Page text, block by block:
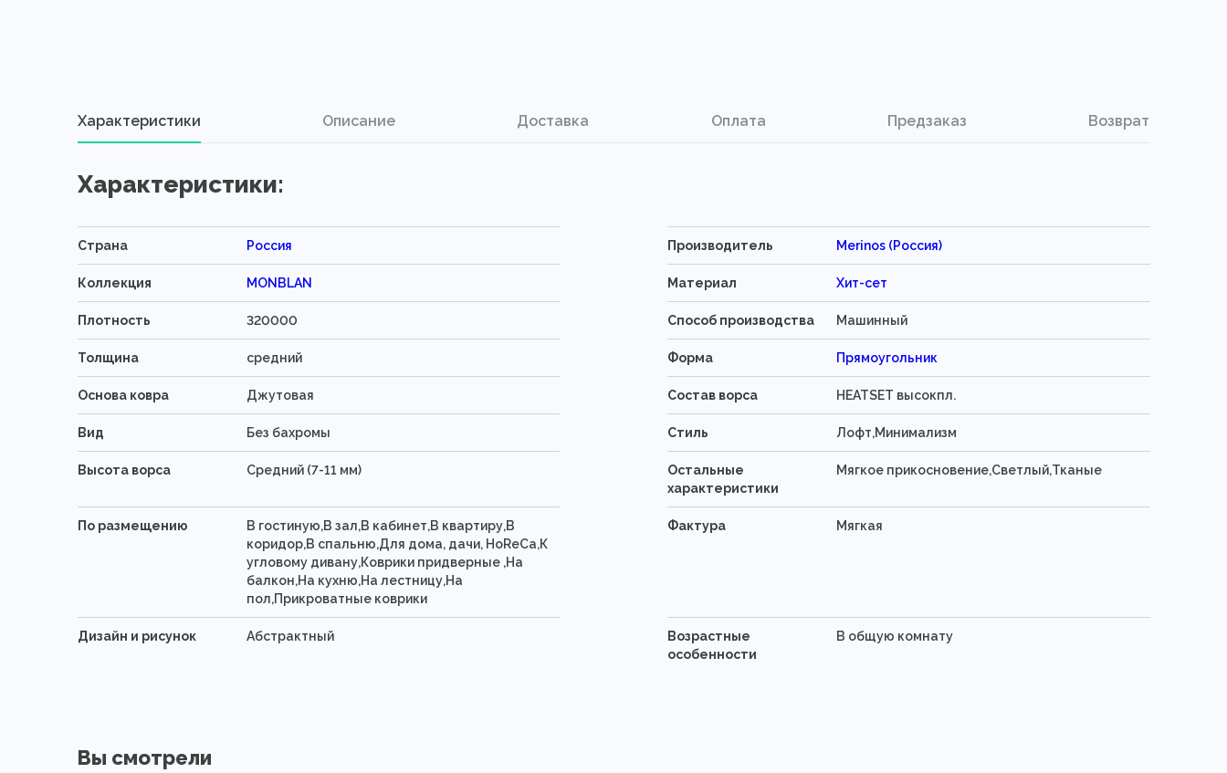
Характеристики Описание Доставка Оплата Предзаказ Возврат
Характеристики:
Страна Россия Производитель Merinos (Россия)
Коллекция MONBLAN Материал Хит-сет
Плотность 320000 Способ производства Машинный
Толщина средний Форма Прямоугольник
Основа ковра Джутовая Состав ворса HEATSET высокпл.
Вид Без бахромы Стиль Лофт,Минимализм
Высота ворса Средний (7-11 мм)
Остальные
характеристики
Мягкое прикосновение,Светлый,Тканые
По размещению
В гостиную,В зал,В кабинет,В квартиру,В
коридор,В спальню,Для дома, дачи, HoReCa,К
угловому дивану,Коврики придверные ,На
балкон,На кухню,На лестницу,На
пол,Прикроватные коврики
Фактура Мягкая
Дизайн и рисунок Абстрактный
Возрастные
особенности
В общую комнату
Вы смотрели